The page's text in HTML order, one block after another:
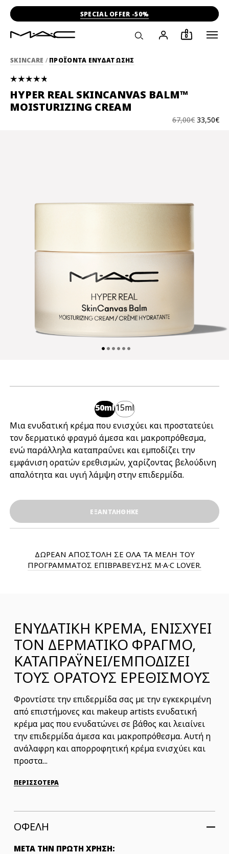
SPECIAL OFFER -50%
0
SKINCARE / ΠΡΟΪΟΝΤΑ ΕΝΥΔΑΤΩΣΗΣ
HYPER REAL SKINCANVAS BALM™
MOISTURIZING CREAM
67,00€ 33,50€
Μια ενυδατική κρέμα που ενισχύει και προστατεύει
τον δερματικό φραγμό άμεσα και μακροπρόθεσμα,
ενώ παράλληλα καταπραΰνει και εμποδίζει την
εμφάνιση ορατών ερεθισμών, χαρίζοντας βελούδινη
απαλότητα και υγιή λάμψη στην επιδερμίδα.
50ml15ml
ΕΞΑΝΤΛΗΘΗΚΕ
ΔΩΡΕΑΝ ΑΠΟΣΤΟΛΗ ΣΕ ΟΛΑ ΤΑ ΜΕΛΗ ΤΟΥ
ΠΡΟΓΡΑΜΜΑΤΟΣ ΕΠΙΒΡΑΒΕΥΣΗΣ M·A·C LOVER.
ΕΝΥΔΑΤΙΚΗ ΚΡΕΜΑ, ΕΝΙΣΧΥΕΙ
ΤΟΝ ΔΕΡΜΑΤΙΚΟ ΦΡΑΓΜΟ,
ΚΑΤΑΠΡΑΫΝΕΙ/ΕΜΠΟΔΙΖΕΙ
ΤΟΥΣ ΟΡΑΤΟΥΣ ΕΡΕΘΙΣΜΟΥΣ
Φροντίστε την επιδερμίδα σας με την εγκεκριμένη
από επιστήμονες και makeup artists ενυδατική
κρέμα μας που ενυδατώνει σε βάθος και λειαίνει
την επιδερμίδα άμεσα και μακροπρόθεσμα. Αυτή η
ανάλαφρη και απορροφητική κρέμα ενισχύει και
προστα...
ΠΕΡΙΣΣΟΤΕΡΑ
ΟΦΕΛΗ
ΜΕΤΑ ΤΗΝ ΠΡΩΤΗ ΧΡΗΣΗ: